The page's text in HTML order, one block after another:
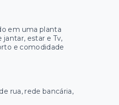
em uma planta
estar e Tv,
e comodidade
rua, rede bancária,